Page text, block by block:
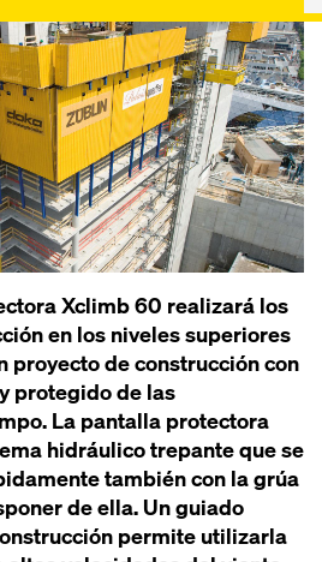
Xclimb 60 realizará los
en los niveles superiores
proyecto de construcción con
protegido de las
La pantalla protectora
hidráulico trepante que se
también con la grúa
de ella. Un guiado
permite utilizarla